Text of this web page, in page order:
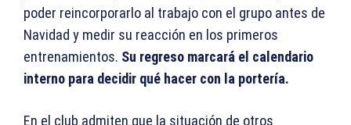
poder reincorporarlo al trabajo con el grupo antes de
Navidad y medir su reacción en los primeros
entrenamientos. Su regreso marcará el calendario
interno para decidir qué hacer con la portería.
En el club admiten que la situación de otros